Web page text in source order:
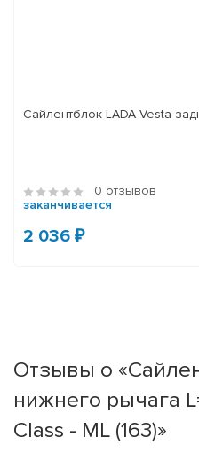
Сайлентблок LADA Vesta
0 отзывов
заканчивается
2 036 ₽
Отзывы о
нижнего рычага
Class - ML (163)»